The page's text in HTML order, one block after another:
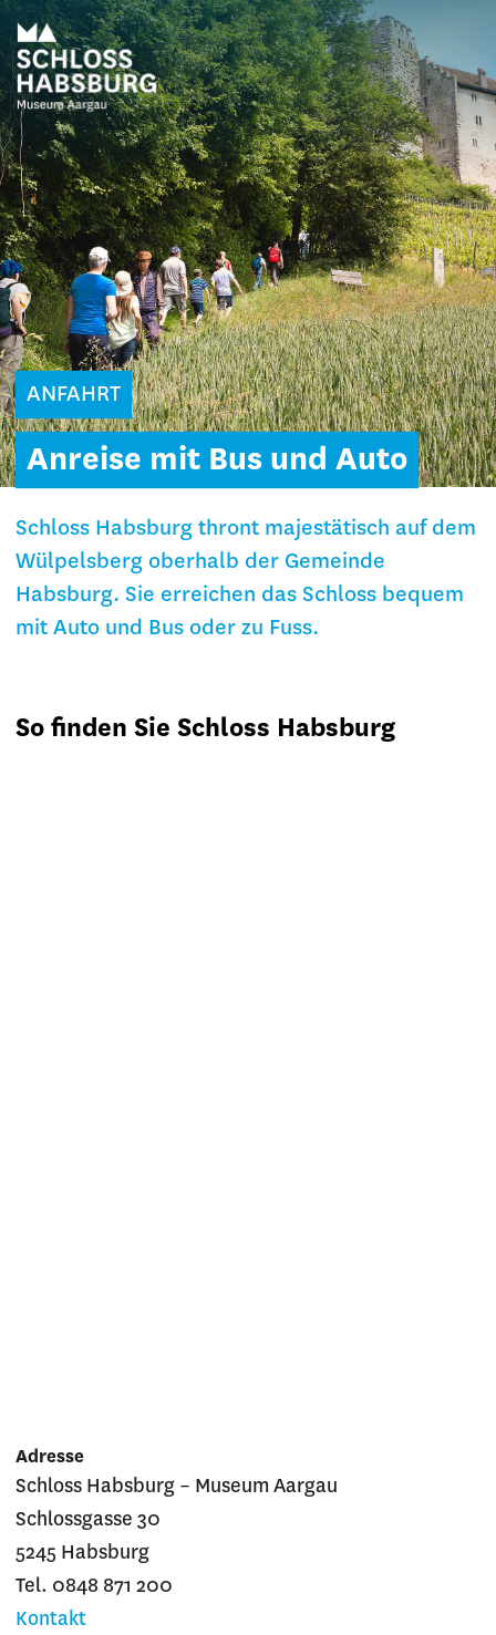
ANFAHRT
Anreise mit Bus und Auto
Schloss Habsburg thront majestätisch auf dem
Wülpelsberg oberhalb der Gemeinde
Habsburg. Sie erreichen das Schloss bequem
mit Auto und Bus oder zu Fuss.
So finden Sie Schloss Habsburg
Adresse
Schloss Habsburg – Museum Aargau
Schlossgasse 30
5245 Habsburg
Tel. 0848 871 200
Kontakt